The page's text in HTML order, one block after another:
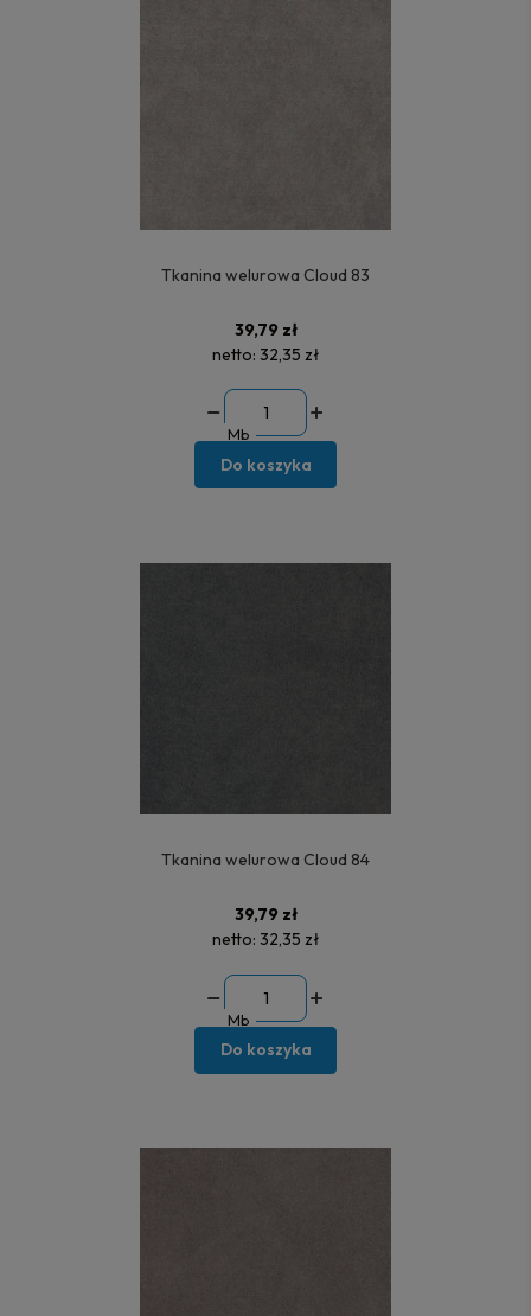
Tkanina welurowa Cloud 83
39,79 zł
netto: 32,35 zł
Mb
Do koszyka
Tkanina welurowa Cloud 84
39,79 zł
netto: 32,35 zł
Mb
Do koszyka